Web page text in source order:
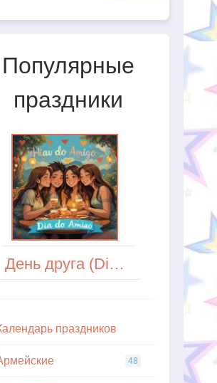
Популярные
праздники
День друга (Dia do Amigo) в Аргентине, Бразилии, Эквадоре, Уругвае
пpaздникoв
48